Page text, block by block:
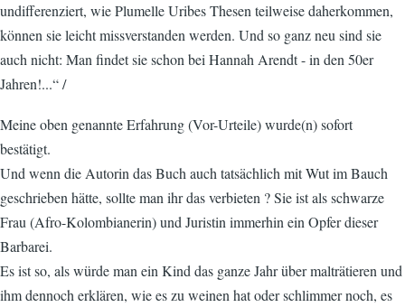
undifferenziert, wie Plumelle Uribes Thesen teilweise daherkommen,
können sie leicht missverstanden werden. Und so ganz neu sind sie
auch nicht: Man findet sie schon bei Hannah Arendt - in den 50er
Jahren!...“ /
Meine oben genannte Erfahrung (Vor-Urteile) wurde(n) sofort
bestätigt.
Und wenn die Autorin das Buch auch tatsächlich mit Wut im Bauch
geschrieben hätte, sollte man ihr das verbieten ? Sie ist als schwarze
Frau (Afro-Kolombianerin) und Juristin immerhin ein Opfer dieser
Barbarei.
Es ist so, als würde man ein Kind das ganze Jahr über malträtieren und
ihm dennoch erklären, wie es zu weinen hat oder schlimmer noch, es